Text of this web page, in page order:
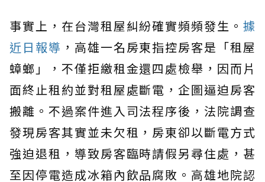
事實上，在台灣租屋糾紛確實頻頻發生。 據
近日報導 ，高雄一名房東指控房客是「租屋
蟑螂」，不僅拒繳租金還四處檢舉，因而片
面終止租約並對租屋處斷電，企圖逼迫房客
搬離。不過案件進入司法程序後，法院調查
發現房客其實並未欠租，房東卻以斷電方式
強迫退租，導致房客臨時請假另尋住處，甚
至因停電造成冰箱內飲品腐敗。高雄地院認